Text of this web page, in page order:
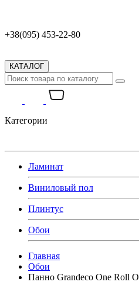
+38(095) 453-22-80
КАТАЛОГ
Категории
Ламинат
Виниловый пол
Плинтус
Обои
Главная
Обои
Панно Grandeco One Roll